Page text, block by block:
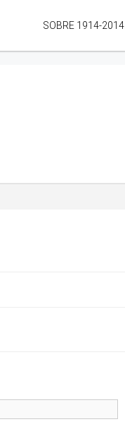
SOBRE 1914-2014